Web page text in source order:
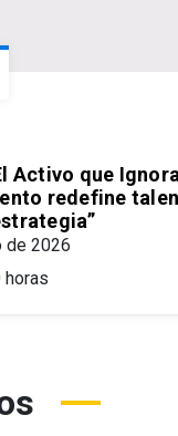
Activo que
redefine
de 2026
horas